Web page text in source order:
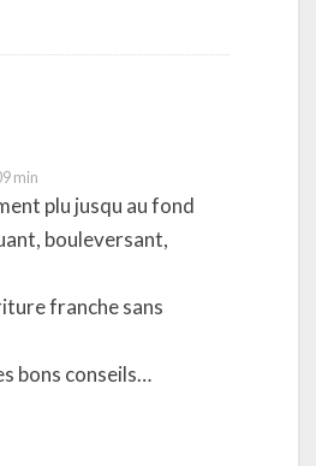
min
plu jusqu au fond
bouleversant,
franche sans
bons conseils…